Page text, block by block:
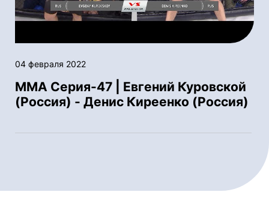
04 февраля 2022
ММА Серия-47 | Евгений Куровской
(Россия) - Денис Киреенко (Россия)